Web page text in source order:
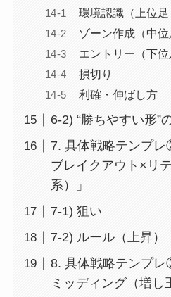
環境認識（上位足
ゾーン作成（中位
エントリー（下位
損切り
利確・伸ばし方
6-2) “勝ちやすい形”
7. 具体戦略テンプ
ブレイクアウト×リ
系）」
7-1) 狙い
7-2) ルール（上昇）
8. 具体戦略テンプ
ミッディング（増し